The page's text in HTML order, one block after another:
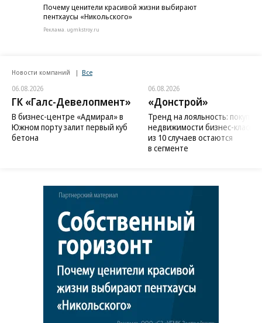
Почему ценители красивой жизни выбирают
пентхаусы «Никольского»
Реклама. ugmkstroy.ru
Новости компаний Все
06.08.2026
ГК «Галс-Девелопмент»
В бизнес-центре «Адмирал» в
Южном порту залит первый куб
бетона
06.08.2026
«Донстрой»
Тренд на лояльность:
недвижимости бизнес-класса
из 10 случаев остаются
в сегменте